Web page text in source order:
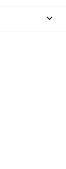
keyboard_arrow_down